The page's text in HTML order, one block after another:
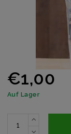
€1,00
Auf Lager